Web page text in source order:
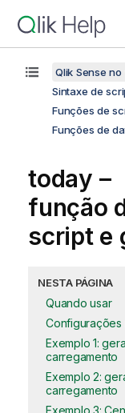
Qlik Sense
Sintaxe de
Funções de
Funções de
today –
função
script e
NESTA PÁGINA
Quando usar
Configurações
Exemplo 1:
carregamento
Exemplo 2:
carregamento
Exemplo 3: